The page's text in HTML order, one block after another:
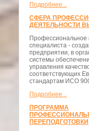
Подробнее...
СФЕРА
ДЕЯТЕЛЬНОСТИ
Профессиональное
специалиста -
предприятии, в
системы
управления
соответствующих
стандартам ИСО
Подробнее...
ПРОГРАММА
ПЕРЕПОДГОТОВКИ